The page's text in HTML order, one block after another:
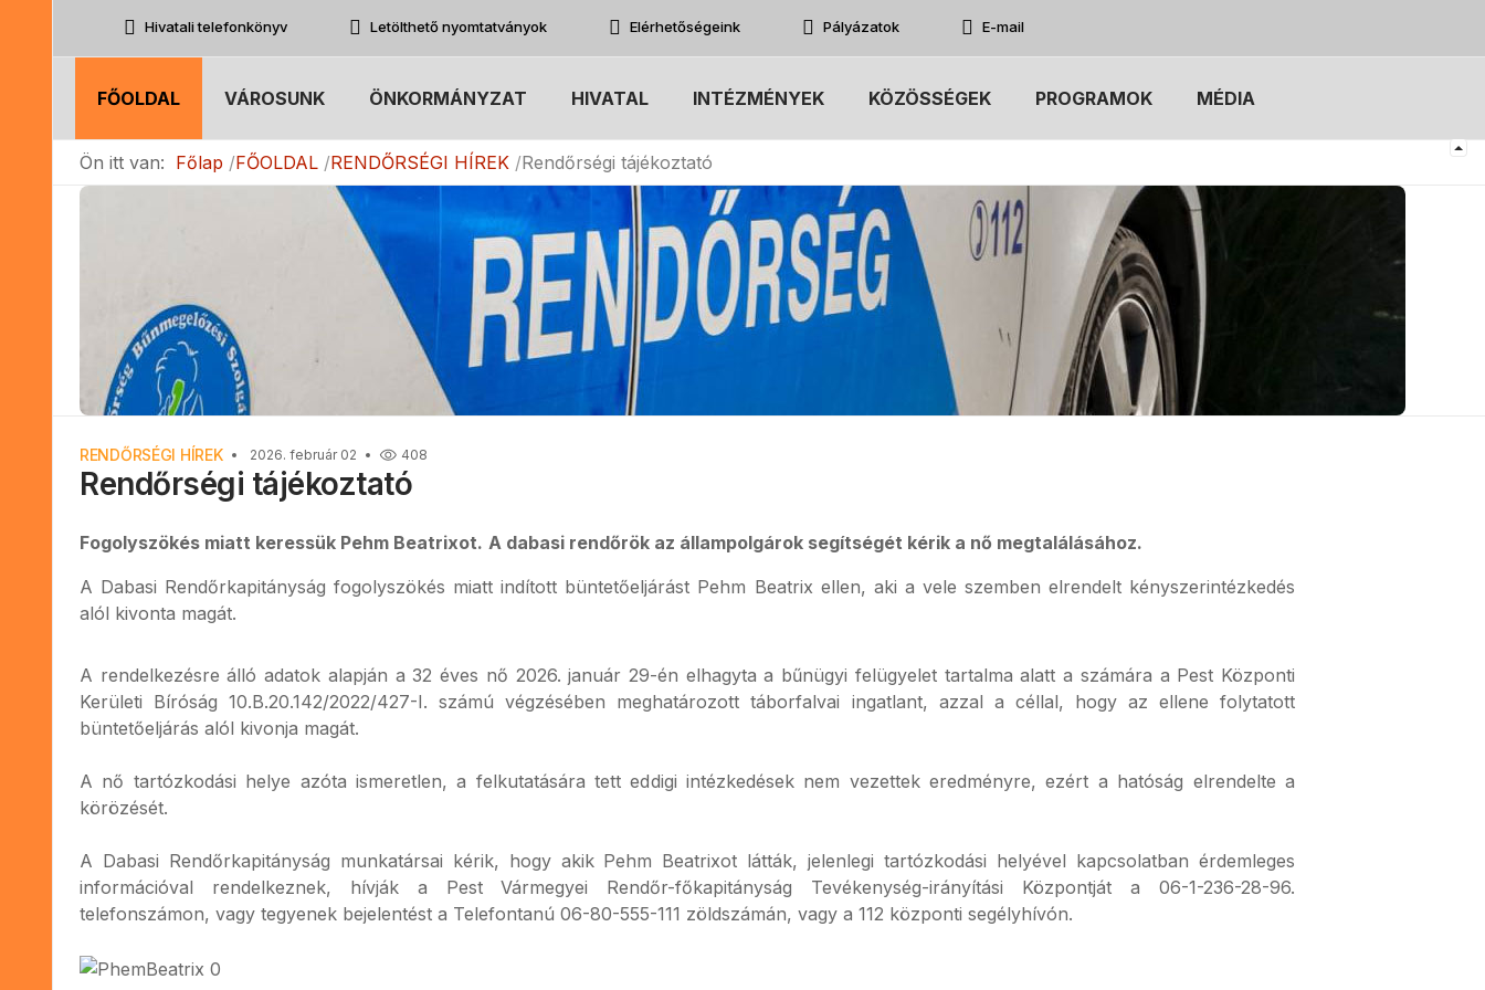
Hivatali telefonkönyv Letölthető nyomtatványok Elérhetőségeink Pályázatok E-mail
FŐOLDAL VÁROSUNK ÖNKORMÁNYZAT HIVATAL INTÉZMÉNYEK KÖZÖSSÉGEK PROGRAMOK MÉDIA
Ön itt van: Főlap FŐOLDAL RENDŐRSÉGI HÍREK Rendőrségi tájékoztató
RENDŐRSÉGI HÍREK 2026. február 02 408
Rendőrségi tájékoztató
Fogolyszökés miatt keressük Pehm Beatrixot. A dabasi rendőrök az állampolgárok segítségét kérik a nő megtalálásához.
A Dabasi Rendőrkapitányság fogolyszökés miatt indított büntetőeljárást Pehm Beatrix ellen, aki a vele szemben elrendelt kényszerintézkedés
alól kivonta magát.
A rendelkezésre álló adatok alapján a 32 éves nő 2026. január 29-én elhagyta a bűnügyi felügyelet tartalma alatt a számára a Pest Központi
Kerületi Bíróság 10.B.20.142/2022/427-I. számú végzésében meghatározott táborfalvai ingatlant, azzal a céllal, hogy az ellene folytatott
büntetőeljárás alól kivonja magát.
A nő tartózkodási helye azóta ismeretlen, a felkutatására tett eddigi intézkedések nem vezettek eredményre, ezért a hatóság elrendelte a
körözését.
A Dabasi Rendőrkapitányság munkatársai kérik, hogy akik Pehm Beatrixot látták, jelenlegi tartózkodási helyével kapcsolatban érdemleges
információval rendelkeznek, hívják a Pest Vármegyei Rendőr-főkapitányság Tevékenység-irányítási Központját a 06-1-236-28-96.
telefonszámon, vagy tegyenek bejelentést a Telefontanú 06-80-555-111 zöldszámán, vagy a 112 központi segélyhívón.